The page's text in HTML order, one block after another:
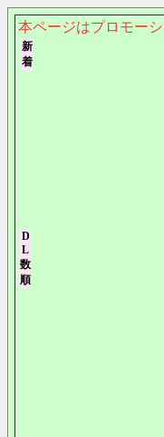
本ページはプロモー